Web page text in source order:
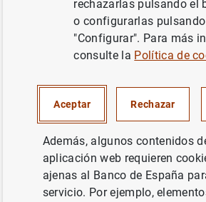
emisión de deuda
recursos propios con la
segunda emisión de deuda
KB )
rechazarlas pulsando el
o configurarlas
"Configurar". Para más
consulte la Política de
Aceptar Rechazar
Además, algunos contenidos
aplicación web requieren
ajenas al Banco de España
servicio. Por ejemplo,